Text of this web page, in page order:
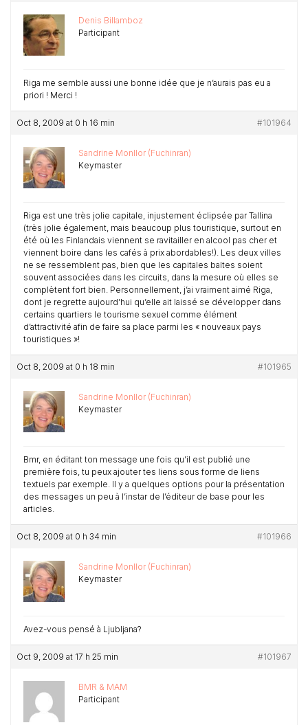
Denis Billamboz
Participant
Riga me semble aussi une bonne idée que je n’aurais pas eu a
priori ! Merci !
Oct 8, 2009 at 0 h 16 min #101964
Sandrine Monllor (Fuchinran)
Keymaster
Riga est une très jolie capitale, injustement éclipsée par Tallina
(très jolie également, mais beaucoup plus touristique, surtout en
été où les Finlandais viennent se ravitailler en alcool pas cher et
viennent boire dans les cafés à prix abordables!). Les deux villes
ne se ressemblent pas, bien que les capitales baltes soient
souvent associées dans les circuits, dans la mesure où elles se
complètent fort bien. Personnellement, j’ai vraiment aimé Riga,
dont je regrette aujourd’hui qu’elle ait laissé se développer dans
certains quartiers le tourisme sexuel comme élément
d’attractivité afin de faire sa place parmi les « nouveaux pays
touristiques »!
Oct 8, 2009 at 0 h 18 min #101965
Sandrine Monllor (Fuchinran)
Keymaster
Bmr, en éditant ton message une fois qu’il est publié une
première fois, tu peux ajouter tes liens sous forme de liens
textuels par exemple. Il y a quelques options pour la présentation
des messages un peu à l’instar de l’éditeur de base pour les
articles.
Oct 8, 2009 at 0 h 34 min #101966
Sandrine Monllor (Fuchinran)
Keymaster
Avez-vous pensé à Ljubljana?
Oct 9, 2009 at 17 h 25 min #101967
BMR & MAM
Participant